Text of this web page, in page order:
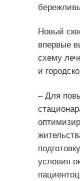
Новый
впервые
схему
и
– Для
условия